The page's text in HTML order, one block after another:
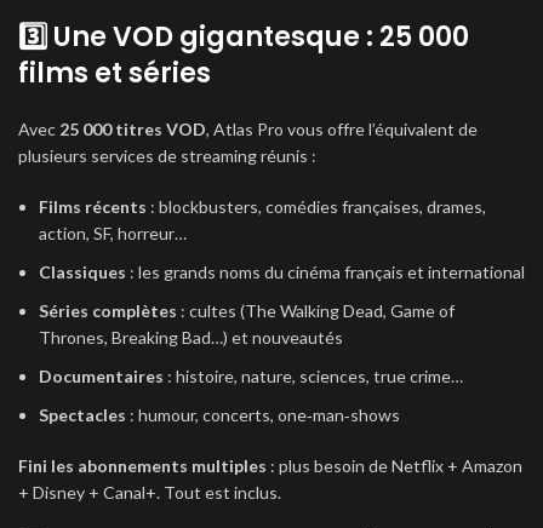
3️⃣ Une VOD gigantesque : 25 000
films et séries
Avec 25 000 titres VOD, Atlas Pro vous offre l’équivalent de
plusieurs services de streaming réunis :
Films récents : blockbusters, comédies françaises, drames,
action, SF, horreur…
Classiques : les grands noms du cinéma français et international
Séries complètes : cultes (The Walking Dead, Game of
Thrones, Breaking Bad…) et nouveautés
Documentaires : histoire, nature, sciences, true crime…
Spectacles : humour, concerts, one‑man‑shows
Fini les abonnements multiples : plus besoin de Netflix + Amazon
+ Disney + Canal+. Tout est inclus.